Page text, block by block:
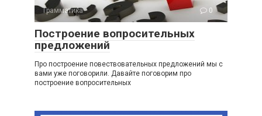
Грамматика 0
Построение вопросительных
предложений
Про построение повествовательных предложений мы с
вами уже поговорили. Давайте поговорим про
построение вопросительных